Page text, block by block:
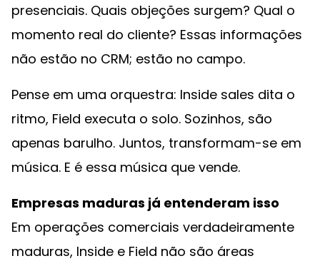
presenciais. Quais objeções surgem? Qual o
momento real do cliente? Essas informações
não estão no CRM; estão no campo.
Pense em uma orquestra: Inside sales dita o
ritmo, Field executa o solo. Sozinhos, são
apenas barulho. Juntos, transformam-se em
música. E é essa música que vende.
Empresas maduras já entenderam isso
Em operações comerciais verdadeiramente
maduras, Inside e Field não são áreas